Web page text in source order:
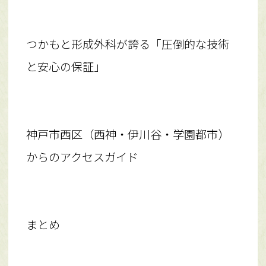
つかもと形成外科が誇る「圧倒的な技術
と安心の保証」
神戸市西区（西神・伊川谷・学園都市）
からのアクセスガイド
まとめ